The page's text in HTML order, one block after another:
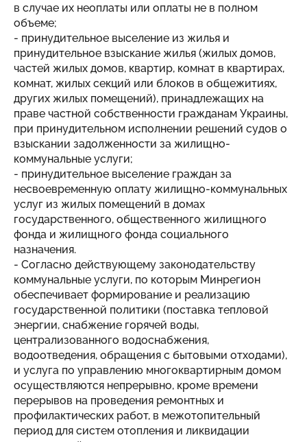
в случае их неоплаты или оплаты не в полном
объеме;
- принудительное выселение из жилья и
принудительное взыскание жилья (жилых домов,
частей жилых домов, квартир, комнат в квартирах,
комнат, жилых секций или блоков в общежитиях,
других жилых помещений), принадлежащих на
праве частной собственности гражданам Украины,
при принудительном исполнении решений судов о
взыскании задолженности за жилищно-
коммунальные услуги;
- принудительное выселение граждан за
несвоевременную оплату жилищно-коммунальных
услуг из жилых помещений в домах
государственного, общественного жилищного
фонда и жилищного фонда социального
назначения.
- Согласно действующему законодательству
коммунальные услуги, по которым Минрегион
обеспечивает формирование и реализацию
государственной политики (поставка тепловой
энергии, снабжение горячей воды,
централизованного водоснабжения,
водоотведения, обращения с бытовыми отходами),
и услуга по управлению многоквартирным домом
осуществляются непрерывно, кроме времени
перерывов на проведения ремонтных и
профилактических работ, в межотопительный
период для систем отопления и ликвидации